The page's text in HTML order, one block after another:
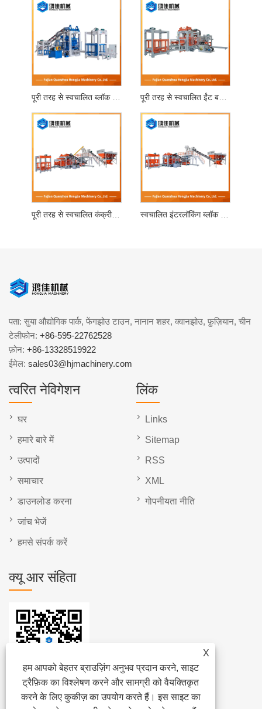
पूरी तरह से स्वचालित कंक्रीट ब्लॉक मशीन
X
हम आपको बेहतर ब्राउज़िंग अनुभव प्रदान करने, साइट
ट्रैफ़िक का विश्लेषण करने और सामग्री को वैयक्तिकृत
करने के लिए कुकीज़ का उपयोग करते हैं। इस साइट का
पता: सुया औद्योगिक पार्क, फेंगझोउ टाउन, नानान शहर, क्वानझोउ, फ़ुज़ियान, चीन
टेलीफोन: +86-595-22762528
फ़ोन: +86-13328519922
ईमेल: sales03@hjmachinery.com
त्वरित नेविगेशन
घर
हमारे बारे में
उत्पादों
समाचार
डाउनलोड करना
जांच भेजें
हमसे संपर्क करें
लिंक
Links
Sitemap
RSS
XML
गोपनीयता नीति
क्यू आर संहिता